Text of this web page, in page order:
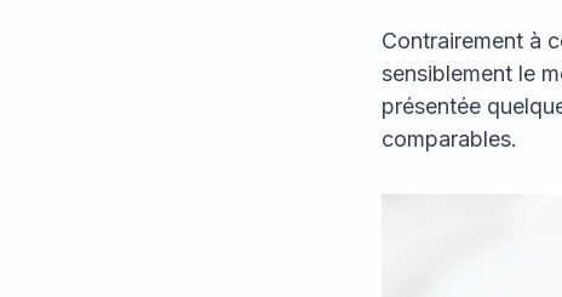
Contrairement à
sensiblement le
présentée
comparables.